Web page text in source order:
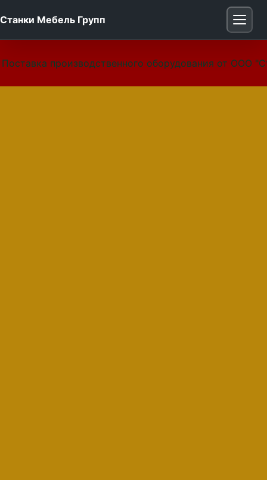
Станки Мебель Групп
Поставка производственного оборудования от ООО